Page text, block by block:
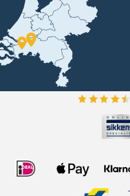
Bekijk de